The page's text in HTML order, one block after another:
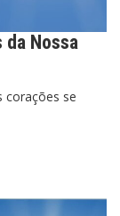
Nossa
corações se